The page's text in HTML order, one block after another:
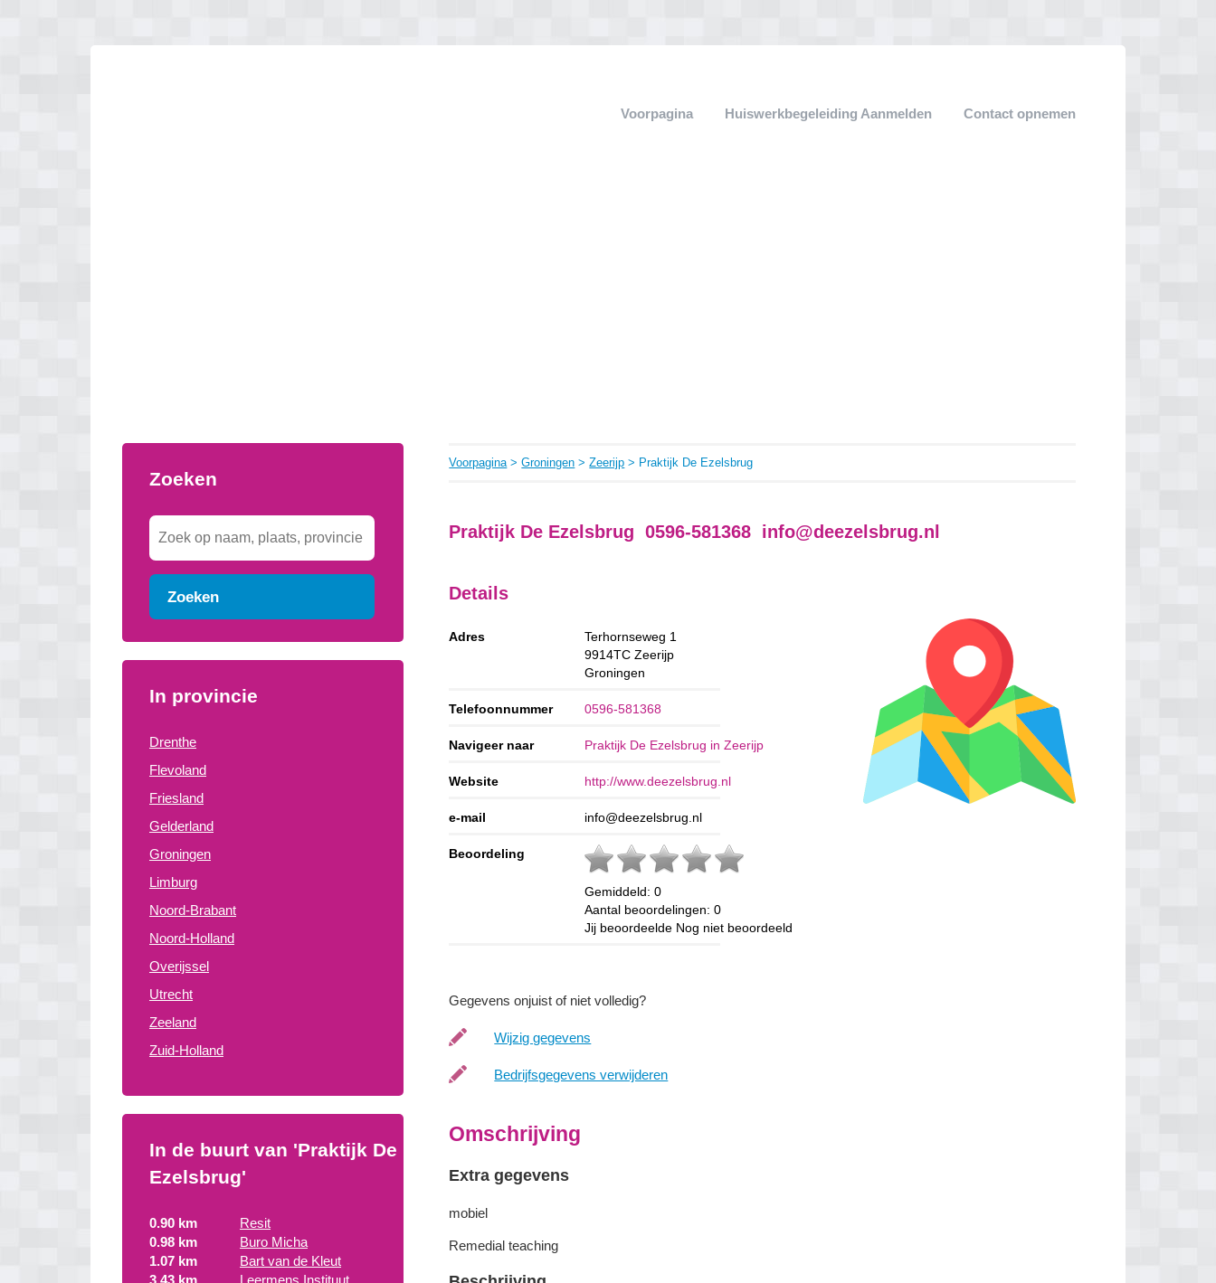
Voorpagina Huiswerkbegeleiding Aanmelden Contact opnemen
Zoeken
Zoeken
In provincie
Drenthe
Flevoland
Friesland
Gelderland
Groningen
Limburg
Noord-Brabant
Noord-Holland
Overijssel
Utrecht
Zeeland
Zuid-Holland
In de buurt van 'Praktijk De
Ezelsbrug'
0.90 km
Resit
0.98 km
Buro Micha
1.07 km
Bart van de Kleut
3.43 km
Leermens Instituut
Voorpagina>Groningen >Zeerijp > Praktijk De Ezelsbrug
Praktijk De Ezelsbrug 0596-581368 info@deezelsbrug.nl
Details
Adres
Terhornseweg 1
9914TC Zeerijp
Groningen
Telefoonnummer 0596-581368
Navigeer naar Praktijk De Ezelsbrug in Zeerijp
Website http://www.deezelsbrug.nl
e-mail info@deezelsbrug.nl
Beoordeling
Gemiddeld:0
Aantal beoordelingen:0
Jij beoordeelde Nog niet beoordeeld
Gegevens onjuist of niet volledig?
Wijzig gegevens
Bedrijfsgegevens verwijderen
Omschrijving
Extra gegevens
mobiel
Remedial teaching